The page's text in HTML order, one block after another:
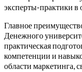
эксперты-практики в
Главное
Денежного
практическая
компетенции и
области маркетинга,